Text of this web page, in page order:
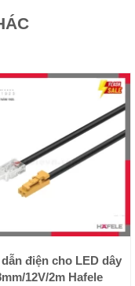
dẫn điện cho LED dây
12V/2m Hafele